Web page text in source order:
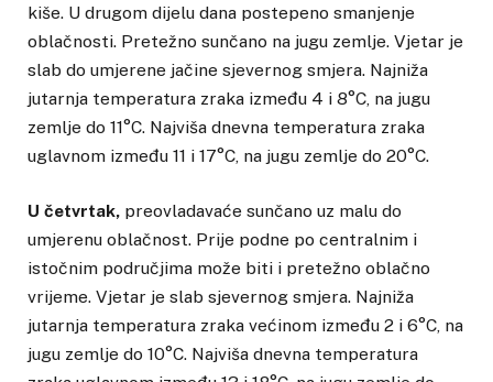
kiše. U drugom dijelu dana postepeno smanjenje
oblačnosti. Pretežno sunčano na jugu zemlje. Vjetar je
slab do umjerene jačine sjevernog smjera. Najniža
jutarnja temperatura zraka između 4 i 8°C, na jugu
zemlje do 11°C. Najviša dnevna temperatura zraka
uglavnom između 11 i 17°C, na jugu zemlje do 20°C.
U četvrtak, preovladavaće sunčano uz malu do
umjerenu oblačnost. Prije podne po centralnim i
istočnim područjima može biti i pretežno oblačno
vrijeme. Vjetar je slab sjevernog smjera. Najniža
jutarnja temperatura zraka većinom između 2 i 6°C, na
jugu zemlje do 10°C. Najviša dnevna temperatura